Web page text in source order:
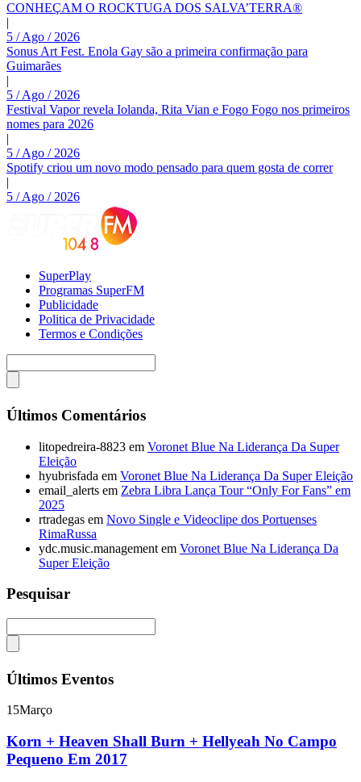
CONHEÇAM O ROCKTUGA DOS SALVA’TERRA®
|
5 / Ago / 2026
Sonus Art Fest. Enola Gay são a primeira confirmação para
Guimarães
|
5 / Ago / 2026
Festival Vapor revela Iolanda, Rita Vian e Fogo Fogo nos primeiros
nomes para 2026
|
5 / Ago / 2026
Spotify criou um novo modo pensado para quem gosta de correr
|
5 / Ago / 2026
SuperPlay
Programas SuperFM
Publicidade
Politica de Privacidade
Termos e Condições
Últimos Comentários
litopedreira-8823 em Voronet Blue Na Liderança Da Super
Eleição
hyubrisfada em Voronet Blue Na Liderança Da Super Eleição
email_alerts em Zebra Libra Lança Tour “Only For Fans” em
2025
rtradegas em Novo Single e Videoclipe dos Portuenses
RimaRussa
ydc.music.management em Voronet Blue Na Liderança Da
Super Eleição
Pesquisar
Últimos Eventos
15Março
Korn + Heaven Shall Burn + Hellyeah No Campo
Pequeno Em 2017